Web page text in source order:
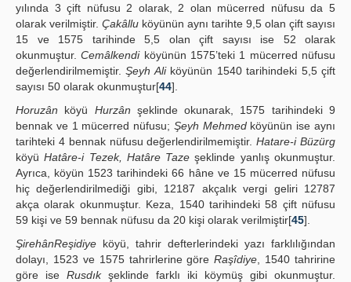
yılında 3 çift nüfusu 2 olarak, 2 olan mücerred nüfusu da 5
olarak verilmiştir. Çakâllu köyünün aynı tarihte 9,5 olan çift sayısı
15 ve 1575 tarihinde 5,5 olan çift sayısı ise 52 olarak
okunmuştur.Cemâlkendiköyünün 1575’teki 1 mücerred nüfusu
değerlendirilmemiştir.Şeyh Aliköyünün 1540 tarihindeki 5,5 çift
sayısı 50 olarak okunmuştur[44].
Horuzân köyü Hurzân şeklinde okunarak, 1575 tarihindeki 9
bennak ve 1 mücerred nüfusu; Şeyh Mehmedköyünün ise aynı
tarihteki 4 bennak nüfusu değerlendirilmemiştir.Hatare-i Büzürg
köyüHatâre-i Tezek, Hatâre Taze şeklinde yanlış okunmuştur.
Ayrıca, köyün 1523 tarihindeki 66 hâne ve 15 mücerred nüfusu
hiç değerlendirilmediği gibi, 12187 akçalık vergi geliri 12787
akça olarak okunmuştur. Keza, 1540 tarihindeki 58 çift nüfusu
59 kişi ve 59 bennak nüfusu da 20 kişi olarak verilmiştir[45].
ŞirehânReşidiye köyü, tahrir defterlerindeki yazı farklılığından
dolayı, 1523 ve 1575 tahrirlerine göreRaşîdiye , 1540 tahririne
göre ise Rusdıkşeklinde farklı iki köymüş gibi okunmuştur.